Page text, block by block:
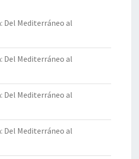
Del Mediterráneo al
Del Mediterráneo al
Del Mediterráneo al
Del Mediterráneo al